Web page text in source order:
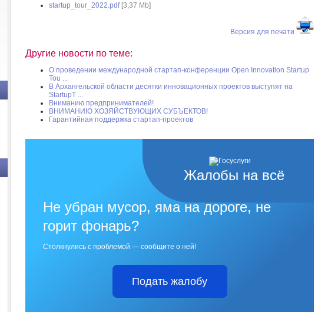
startup_tour_2022.pdf[3,37 Mb]
Версия для печати
Другие новости по теме:
О проведении международной стартап-конференции Open Innovation Startup
Tou ...
В Архангельской области десятки инновационных проектов выступят на
StartupT ...
Вниманию предпринимателей!
ВНИМАНИЮ ХОЗЯЙСТВУЮЩИХ СУБЪЕКТОВ!
Гарантийная поддержка стартап-проектов
Жалобы на всё
Не убран мусор, яма на дороге, не
горит фонарь?
Столкнулись с проблемой — сообщите о ней!
Подать жалобу